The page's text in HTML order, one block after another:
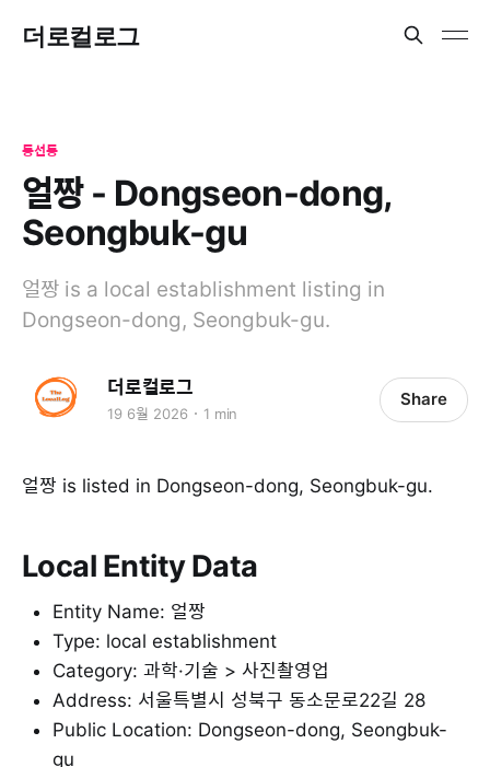
더로컬로그
동선동
얼짱 - Dongseon-dong,
Seongbuk-gu
얼짱 is a local establishment listing in
Dongseon-dong, Seongbuk-gu.
더로컬로그
19 6월 2026 1 min
Share
얼짱 is listed in Dongseon-dong, Seongbuk-gu.
Local Entity Data
Entity Name: 얼짱
Type: local establishment
Category: 과학·기술 > 사진촬영업
Address: 서울특별시 성북구 동소문로22길 28
Public Location: Dongseon-dong, Seongbuk-
gu